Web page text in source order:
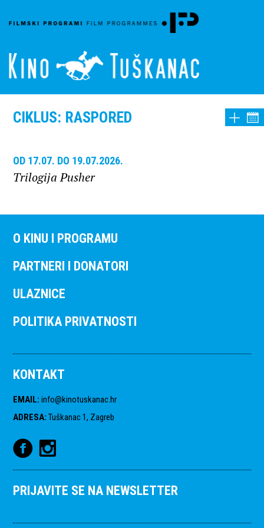
CIKLUS: RASPORED
OD 17.07. DO 19.07.2026.
Trilogija Pusher
O KINU I PROGRAMU
PARTNERI I DONATORI
ULAZNICE
POLITIKA PRIVATNOSTI
KONTAKT
EMAIL: info@kinotuskanac.hr
ADRESA: Tuškanac 1, Zagreb
PRIJAVITE SE NA NEWSLETTER